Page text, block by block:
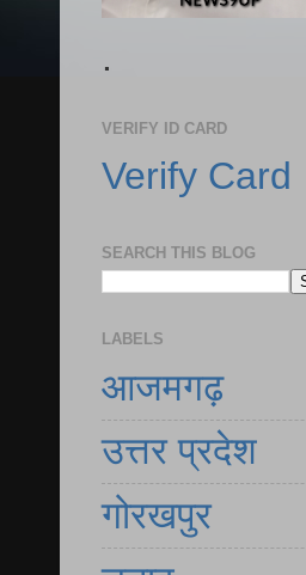
.
VERIFY ID CARD
Verify Card
SEARCH THIS BLOG
LABELS
आजमगढ़
उत्तर प्रदेश
गोरखपुर